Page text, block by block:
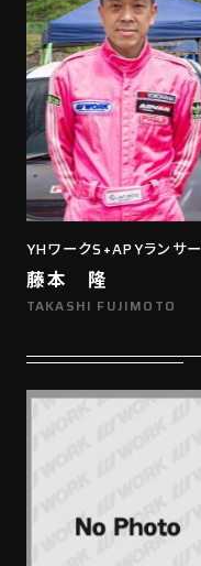
YHワークS+APYランサー
藤本 隆
TAKASHI FUJIMOTO